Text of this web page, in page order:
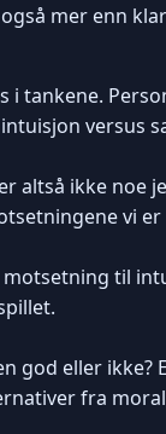
mer enn
tankene.
versus
altså ikke noe
vi
til
god eller ikke?
fra